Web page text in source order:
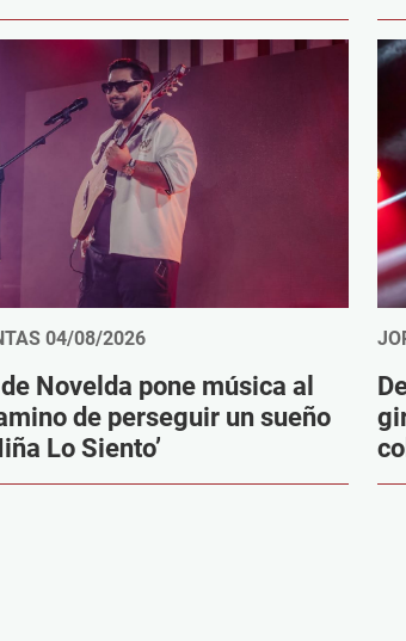
04/08/2026
Novelda pone música al
de perseguir un sueño
Lo Siento’